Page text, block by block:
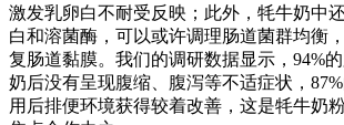
激发乳卵白不耐受反映；此外，牦牛奶中
白和溶菌酶，可以或许调理肠道菌群均衡
复肠道黏膜。我们的调研数据显示，94%
奶后没有呈现腹缩、腹泻等不适症状，
用后排便环境获得较着改善，这是牦牛奶